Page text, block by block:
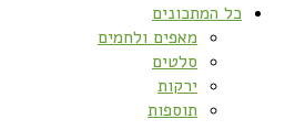
כל המתכונים
מאפים ולחמים
סלטים
ירקות
תוספות